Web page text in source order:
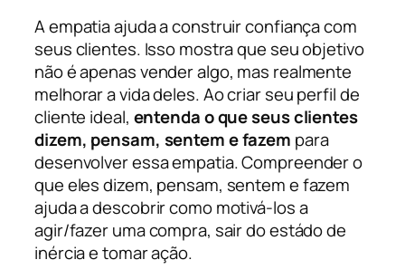
A empatia ajuda a construir confiança com
seus clientes. Isso mostra que seu objetivo
não é apenas vender algo, mas realmente
melhorar a vida deles. Ao criar seu perfil de
cliente ideal, entenda o que seus clientes
dizem, pensam, sentem e fazem para
desenvolver essa empatia. Compreender o
que eles dizem, pensam, sentem e fazem
ajuda a descobrir como motivá-los a
agir/fazer uma compra, sair do estádo de
inércia e tomar ação.